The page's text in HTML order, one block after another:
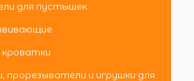
для пустышек
прорезыватели и игрушки для